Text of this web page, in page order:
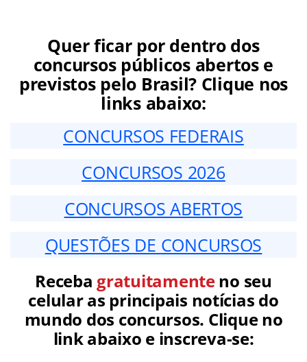
Quer ficar por dentro dos
concursos públicos abertos e
previstos pelo Brasil? Clique nos
links abaixo:
CONCURSOS FEDERAIS
CONCURSOS 2026
CONCURSOS ABERTOS
QUESTÕES DE CONCURSOS
Receba gratuitamenteno seu
celular as principais notícias do
mundo dos concursos. Clique no
link abaixo e inscreva-se: